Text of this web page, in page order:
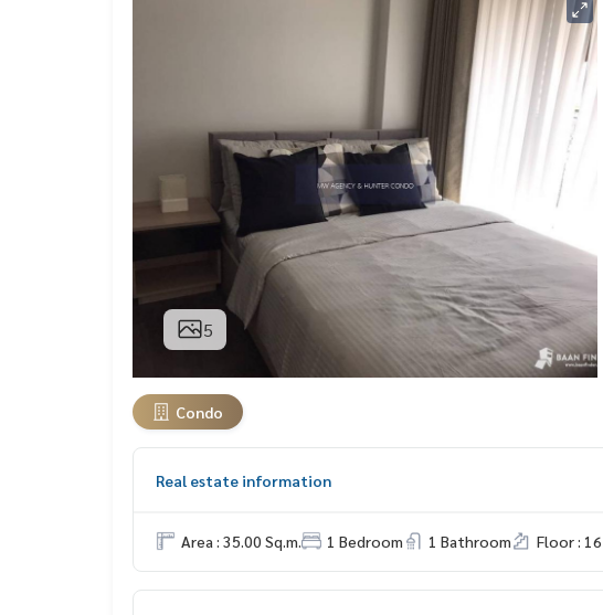
5
Condo
Real estate information
Area : 35.00 Sq.m. 1 Bedroom 1 Bathroom Floor : 16